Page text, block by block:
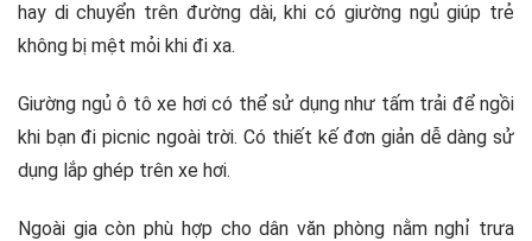
hay di chuyển trên đường dài, khi có giường ngủ giúp trẻ
không bị mệt mỏi khi đi xa.
Giường ngủ ô tô xe hơi có thể sử dụng như tấm trải để ngồi
khi bạn đi picnic ngoài trời. Có thiết kế đơn giản dễ dàng sử
dụng lắp ghép trên xe hơi.
Ngoài gia còn phù hợp cho dân văn phòng nằm nghỉ trưa